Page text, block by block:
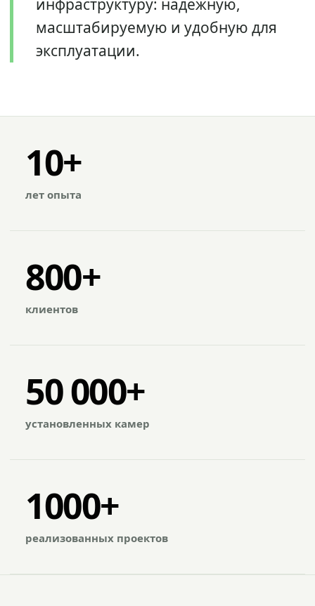
инфраструктуру: надежную,
масштабируемую и удобную для
эксплуатации.
10+
лет опыта
800+
клиентов
50 000+
установленных камер
1000+
реализованных проектов